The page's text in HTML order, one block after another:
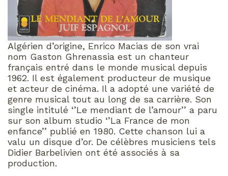
Algérien d’origine, Enrico Macias de son vrai
nom Gaston Ghrenassia est un chanteur
français entré dans le monde musical depuis
1962. Il est également producteur de musique
et acteur de cinéma. Il a adopté une variété de
genre musical tout au long de sa carrière. Son
single intitulé ‘’Le mendiant de l’amour’’ a paru
sur son album studio ‘’La France de mon
enfance’’ publié en 1980. Cette chanson lui a
valu un disque d’or. De célèbres musiciens tels
Didier Barbelivien ont été associés à sa
production.